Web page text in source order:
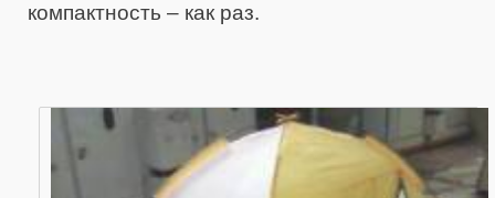
компактность – как раз.